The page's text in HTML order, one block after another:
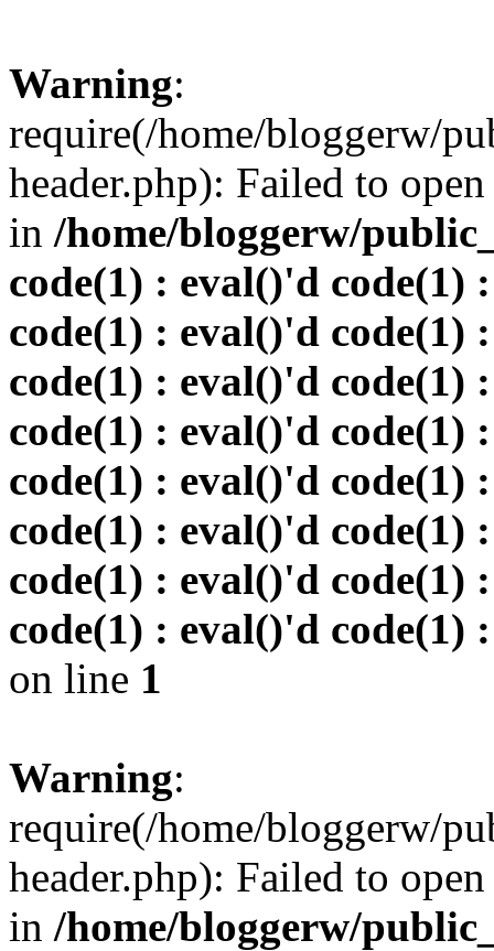
Warning:
require(/home/bloggerw/
header.php): Failed to
in /home/bloggerw/
code(1) : eval()'d code(1)
code(1) : eval()'d code(1)
code(1) : eval()'d code(1)
code(1) : eval()'d code(1)
code(1) : eval()'d code(1)
code(1) : eval()'d code(1)
code(1) : eval()'d code(1)
code(1) : eval()'d code(1)
on line 1
Warning:
require(/home/bloggerw/
header.php): Failed to
in /home/bloggerw/